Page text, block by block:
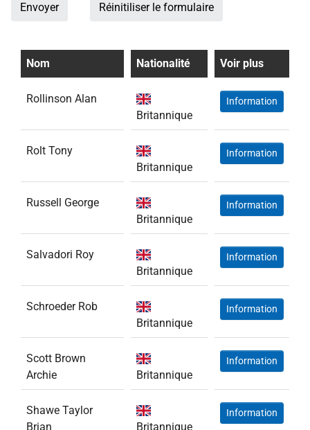
Envoyer Réinitiliser le formulaire
Nom Nationalité Voir plus
Rollinson Alan
Britannique
Information
Rolt Tony
Britannique
Information
Russell George
Britannique
Information
Salvadori Roy
Britannique
Information
Schroeder Rob
Britannique
Information
Scott Brown
Archie
Britannique
Information
Shawe Taylor
Brian
Britannique
Information